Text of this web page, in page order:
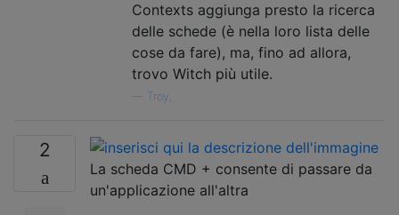
Contexts aggiunga presto la ricerca
delle schede (è nella loro lista delle
cose da fare), ma, fino ad allora,
trovo Witch più utile.
Troy,
2
La scheda CMD + consente di passare da
un'applicazione all'altra